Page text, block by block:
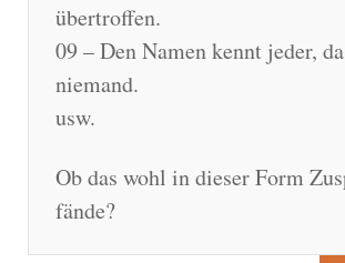
übertroffen.
09 – Den Namen kennt jeder,
niemand.
usw.
Ob das wohl in dieser Form
fände?